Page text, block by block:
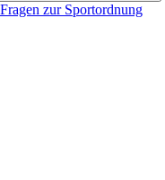
zur Sportordnung